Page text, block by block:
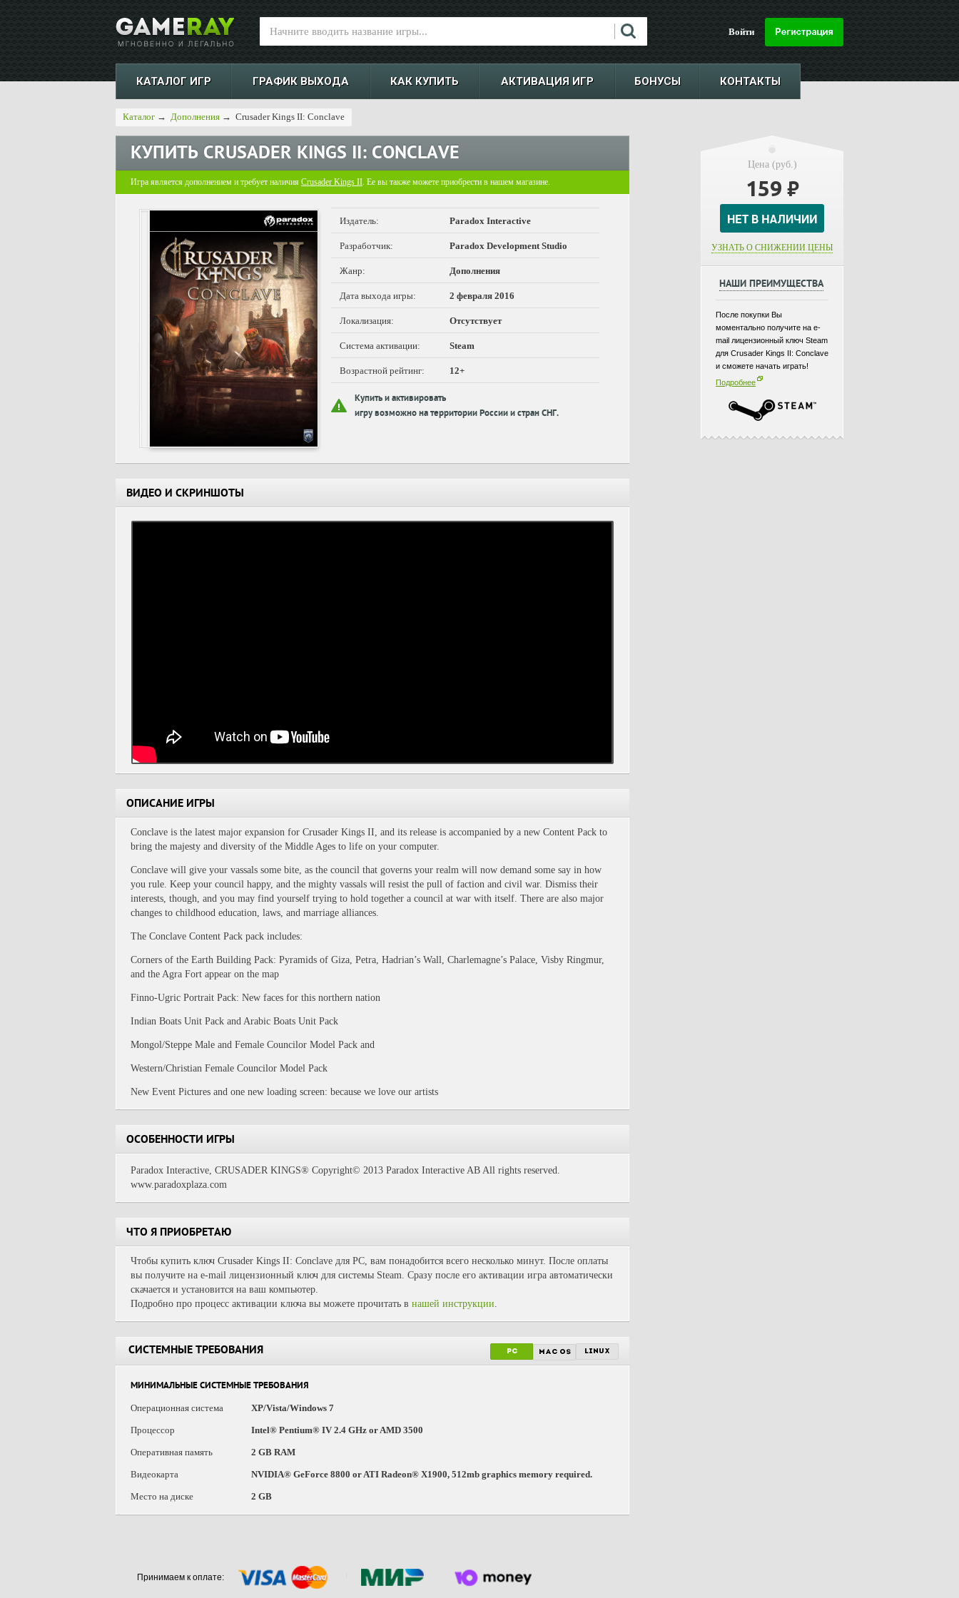
Войти
КАТАЛОГ ИГР ГРАФИК ВЫХОДА КАК КУПИТЬ АКТИВАЦИЯ ИГР БОНУСЫ КОНТАКТЫ
Каталог → Дополнения → Crusader Kings II: Conclave
КУПИТЬ CRUSADER KINGS II: CONCLAVE
Игра является дополнением и требует наличия Crusader Kings II. Ее вы также можете приобрести в нашем магазине.
Издатель: Paradox Interactive
Разработчик: Paradox Development Studio
Жанр: Дополнения
Дата выхода игры: 2 февраля 2016
Локализация: Отсутствует
Система активации: Steam
Возрастной рейтинг: 12+
Купить и активировать
игру возможно на территории России и стран СНГ.
ВИДЕО И СКРИНШОТЫ
ОПИСАНИЕ ИГРЫ
Conclave is the latest major expansion for Crusader Kings II, and its release is accompanied by a new Content Pack to
bring the majesty and diversity of the Middle Ages to life on your computer.
Conclave will give your vassals some bite, as the council that governs your realm will now demand some say in how
you rule. Keep your council happy, and the mighty vassals will resist the pull of faction and civil war. Dismiss their
interests, though, and you may find yourself trying to hold together a council at war with itself. There are also major
changes to childhood education, laws, and marriage alliances.
The Conclave Content Pack pack includes:
Corners of the Earth Building Pack: Pyramids of Giza, Petra, Hadrian’s Wall, Charlemagne’s Palace, Visby Ringmur,
and the Agra Fort appear on the map
Finno-Ugric Portrait Pack: New faces for this northern nation
Indian Boats Unit Pack and Arabic Boats Unit Pack
Mongol/Steppe Male and Female Councilor Model Pack and
Western/Christian Female Councilor Model Pack
New Event Pictures and one new loading screen: because we love our artists
ОСОБЕННОСТИ ИГРЫ
Paradox Interactive, CRUSADER KINGS® Copyright© 2013 Paradox Interactive AB All rights reserved.
www.paradoxplaza.com
ЧТО Я ПРИОБРЕТАЮ
Чтобы купить ключ Crusader Kings II: Conclave для PC, вам понадобится всего несколько минут. После оплаты
вы получите на e-mail лицензионный ключ для системы Steam. Сразу после его активации игра автоматически
скачается и установится на ваш компьютер.
Подробно про процесс активации ключа вы можете прочитать в нашей инструкции.
СИСТЕМНЫЕ ТРЕБОВАНИЯ PC mac os linux
МИНИМАЛЬНЫЕ СИСТЕМНЫЕ ТРЕБОВАНИЯ
Операционная система
XP/Vista/Windows 7
Процессор Intel® Pentium® IV 2.4 GHz or AMD 3500
Оперативная память 2 GB RAM
Видеокарта NVIDIA® GeForce 8800 or ATI Radeon® X1900, 512mb graphics memory required.
Место на диске 2 GB
Цена (руб.)
159 ₽
УЗНАТЬ О СНИЖЕНИИ ЦЕНЫ
НАШИ ПРЕИМУЩЕСТВА
После покупки Вы
моментально получите на e-
mail лицензионный ключ Steam
для Crusader Kings II: Conclave
и сможете начать играть!
Подробнее
Принимаем к оплате: